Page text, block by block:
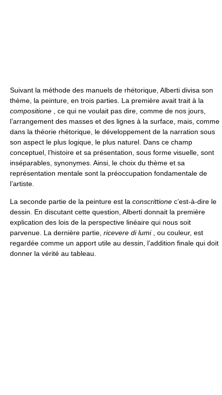
Suivant la méthode des manuels de rhétorique, Alberti divisa son
thème, la peinture, en trois parties. La première avait trait à la
compositione , ce qui ne voulait pas dire, comme de nos jours,
l’arrangement des masses et des lignes à la surface, mais, comme
dans la théorie rhétorique, le développement de la narration sous
son aspect le plus logique, le plus naturel. Dans ce champ
conceptuel, l’histoire et sa présentation, sous forme visuelle, sont
inséparables, synonymes. Ainsi, le choix du thème et sa
représentation mentale sont la préoccupation fondamentale de
l’artiste.
La seconde partie de la peinture est la conscrittione c’est-à-dire le
dessin. En discutant cette question, Alberti donnait la première
explication des lois de la perspective linéaire qui nous soit
parvenue. La dernière partie, ricevere di lumi, ou couleur, est
regardée comme un apport utile au dessin, l’addition finale qui doit
donner la vérité au tableau.